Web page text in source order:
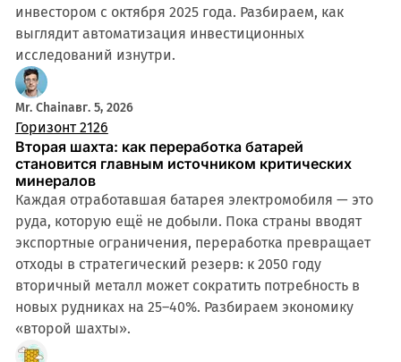
инвестором с октября 2025 года. Разбираем, как
выглядит автоматизация инвестиционных
исследований изнутри.
Mr. Chainавг. 5, 2026
Горизонт 2126
Вторая шахта: как переработка батарей
становится главным источником критических
минералов
Каждая отработавшая батарея электромобиля — это
руда, которую ещё не добыли. Пока страны вводят
экспортные ограничения, переработка превращает
отходы в стратегический резерв: к 2050 году
вторичный металл может сократить потребность в
новых рудниках на 25–40%. Разбираем экономику
«второй шахты».